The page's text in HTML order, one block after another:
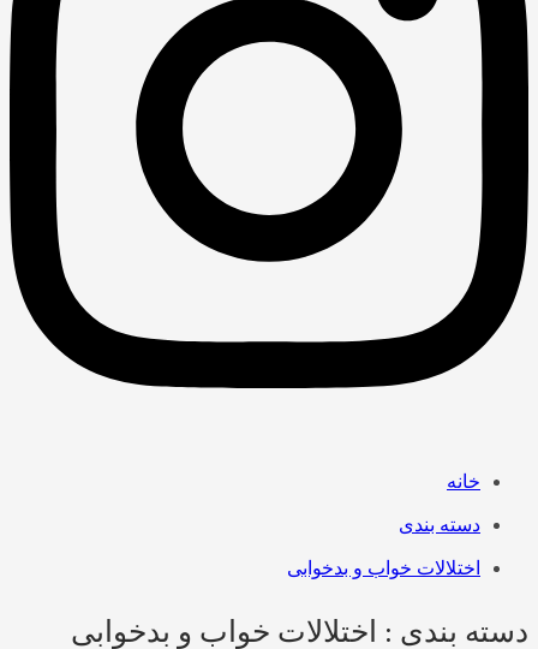
خانه
دسته بندی
اختلالات خواب و بدخوابی
دسته بندی : اختلالات خواب و بدخوابی